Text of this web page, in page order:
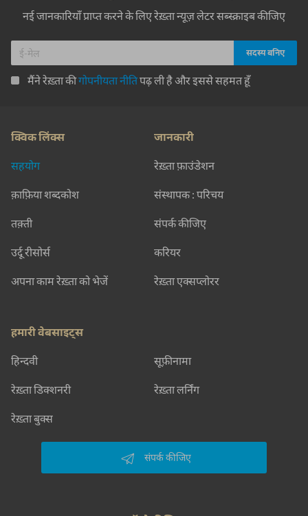
नई जानकारियाँ प्राप्त करने के लिए रेख़्ता न्यूज़ लेटर सब्स्क्राइब कीजिए
मैंने रेख़्ता कीगोपनीयता नीतिपढ़ ली है और इससे सहमत हूँ
क्विक लिंक्स
सहयोग
क़ाफ़िया शब्दकोश
तक़्ती
उर्दू रीसोर्स
अपना काम रेख़्ता को भेजें
जानकारी
रेख़्ता फ़ाउंडेशन
संस्थापक : परिचय
संपर्क कीजिए
करियर
रेख़्ता एक्सप्लोरर
हमारी वेबसाइट्स
हिन्दवी सूफ़ीनामा
रेख़्ता डिक्शनरी रेख़्ता लर्निंग
रेख़्ता बुक्स
संपर्क कीजिए